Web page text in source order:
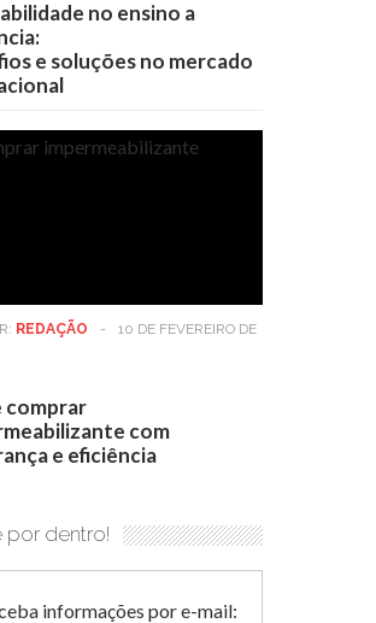
no ensino a
e soluções no mercado
REDAÇÃO -
10 DE FEVEREIRO DE
comprar
com
e eficiência
por dentro!
informações por e-mail: